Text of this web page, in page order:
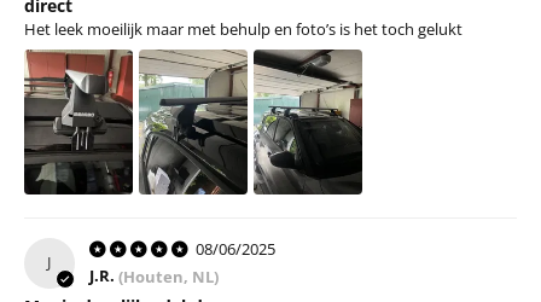
direct
Het leek moeilijk maar met behulp en foto’s is het toch gelukt
J
08/06/2025
J.R. (Houten, NL)